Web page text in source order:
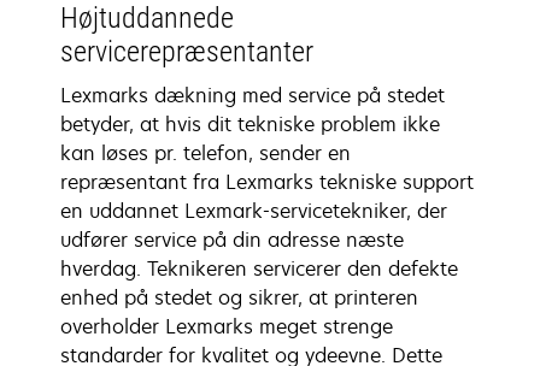
Højtuddannede
servicerepræsentanter
Lexmarks dækning med service på stedet
betyder, at hvis dit tekniske problem ikke
kan løses pr. telefon, sender en
repræsentant fra Lexmarks tekniske support
en uddannet Lexmark-servicetekniker, der
udfører service på din adresse næste
hverdag. Teknikeren servicerer den defekte
enhed på stedet og sikrer, at printeren
overholder Lexmarks meget strenge
standarder for kvalitet og ydeevne. Dette